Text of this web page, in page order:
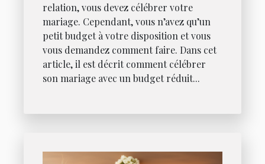
relation, vous devez célébrer votre
mariage. Cependant, vous n’avez qu’un
petit budget à votre disposition et vous
vous demandez comment faire. Dans cet
article, il est décrit comment célébrer
son mariage avec un budget réduit...